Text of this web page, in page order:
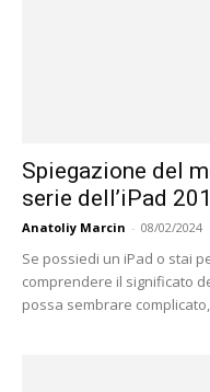
Spiegazione del
serie dell’iPad
Anatoliy Marcin - 08/02/2024
Se possiedi un iPad o stai
comprendere il significato
possa sembrare